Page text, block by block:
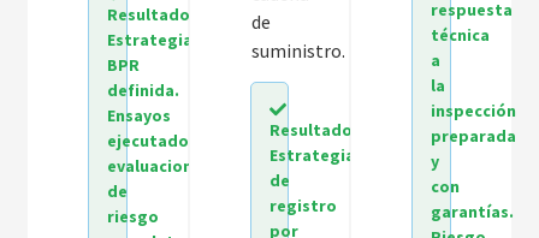
Resultado:
Estrategia
BPR
definida.
Ensayos
ejecutados,
evaluaciones
de
riesgo
de
suministro.
Resultado:
Estrategia
de
registro
por
respuesta
técnica
a
la
inspección
preparada
y
con
garantías.